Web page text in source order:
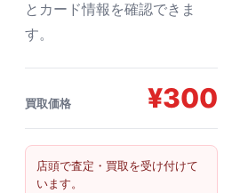
とカード情報を確認できま
す。
買取価格 ¥300
店頭で査定・買取を受け付けて
います。